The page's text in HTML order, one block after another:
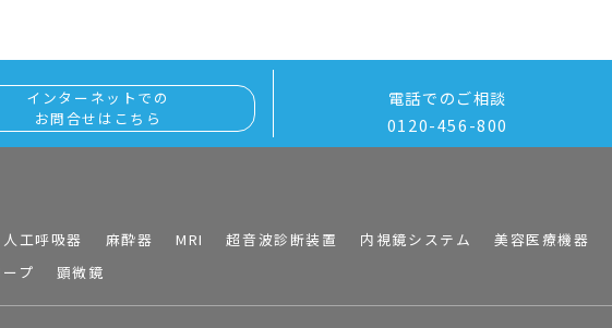
インターネットでの
お問合せはこちら
電話でのご相談
0120-456-800
人工呼吸器 麻酔器 MRI 超音波診断装置 内視鏡システム 美容医療機器
プ
顕微鏡